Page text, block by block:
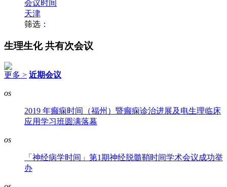
会议时间
天津
筛选：
生理生化共有次会议
更多 > 近期会议
os
2019 年癫痫时间（福州）暨癫痫诊治进展及电生理临床
应用学习班圆满落幕
os
「神经病学时间」第1期神经脱髓鞘时间学术会议成功举
办